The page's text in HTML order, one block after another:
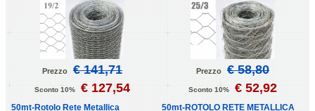
Prezzo € 141,71
Sconto 10% € 127,54
50mt-Rotolo Rete Metallica
Prezzo € 58,80
Sconto 10% € 52,92
50mt-ROTOLO RETE METALLICA